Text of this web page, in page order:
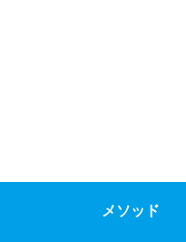
メソッド